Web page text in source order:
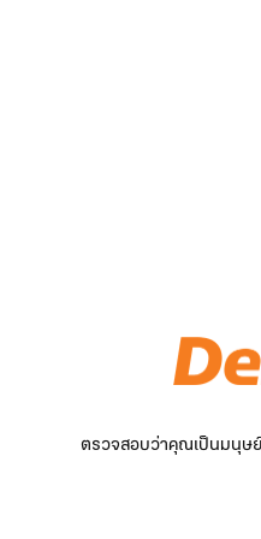
ตรวจสอบว่าคุณเป็นมนุษ